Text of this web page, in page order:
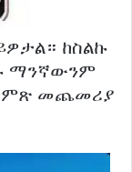
ከስልኩ
ማንኛውንም
መጨመሪያ